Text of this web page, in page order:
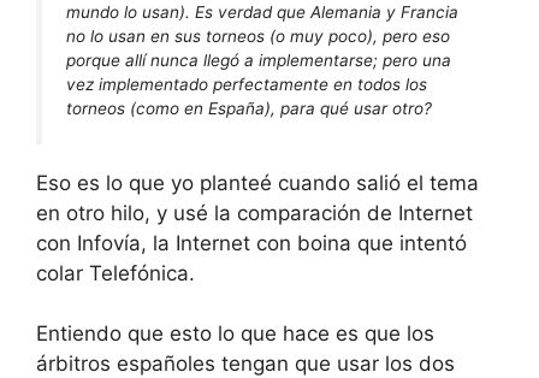
mundo lo usan). Es verdad que Alemania y Francia
no lo usan en sus torneos (o muy poco), pero eso
porque allí nunca llegó a implementarse; pero una
vez implementado perfectamente en todos los
torneos (como en España), para qué usar otro?
Eso es lo que yo planteé cuando salió el tema
en otro hilo, y usé la comparación de Internet
con Infovía, la Internet con boina que intentó
colar Telefónica.
Entiendo que esto lo que hace es que los
árbitros españoles tengan que usar los dos